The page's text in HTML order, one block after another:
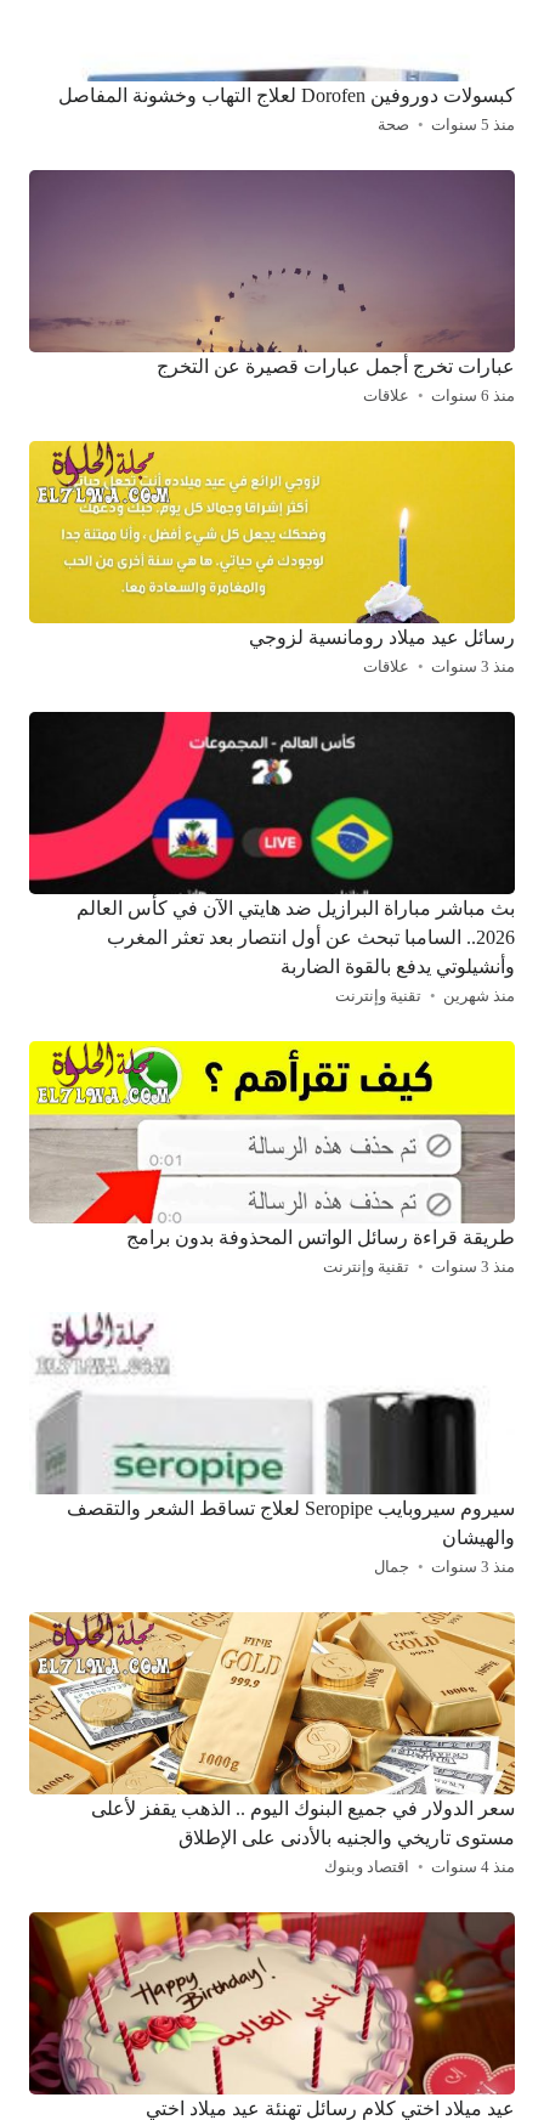
كبسولات دوروفين Dorofen لعلاج التهاب وخشونة المفاصل
منذ 5 سنوات صحة
عبارات تخرج أجمل عبارات قصيرة عن التخرج
منذ 6 سنوات علاقات
رسائل عيد ميلاد رومانسية لزوجي
منذ 3 سنوات علاقات
بث مباشر مباراة البرازيل ضد هايتي الآن في كأس العالم
2026.. السامبا تبحث عن أول انتصار بعد تعثر المغرب
وأنشيلوتي يدفع بالقوة الضاربة
منذ شهرين تقنية وإنترنت
طريقة قراءة رسائل الواتس المحذوفة بدون برامج
منذ 3 سنوات تقنية وإنترنت
سيروم سيروبايب Seropipe لعلاج تساقط الشعر والتقصف
والهيشان
منذ 3 سنوات جمال
سعر الدولار في جميع البنوك اليوم .. الذهب يقفز لأعلى
مستوى تاريخي والجنيه بالأدنى على الإطلاق
منذ 4 سنوات اقتصاد وبنوك
عيد ميلاد اختي كلام رسائل تهنئة عيد ميلاد اختي